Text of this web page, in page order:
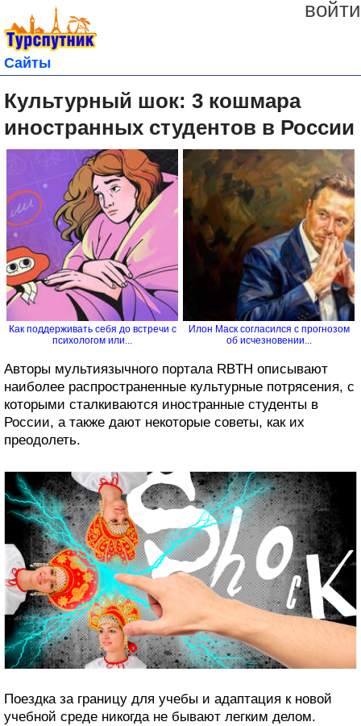
войти
Сайты
Культурный шок: 3 кошмара
иностранных студентов в России
Как поддерживать себя до встречи с
психологом или...
Илон Маск согласился с прогнозом
об исчезновении...
Авторы мультиязычного портала RBTH описывают
наиболее распространенные культурные потрясения, с
которыми сталкиваются иностранные студенты в
России, а также дают некоторые советы, как их
преодолеть.
Поездка за границу для учебы и адаптация к новой
учебной среде никогда не бывают легким делом.